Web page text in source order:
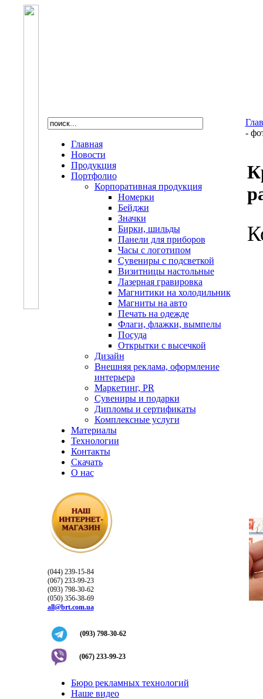
Главная
Новости
Продукция
Портфолио
Корпоративная продукция
Номерки
Бейджи
Значки
Бирки, шильды
Панели для приборов
Часы с логотипом
Сувениры с подсветкой
Визитницы настольные
Лазерная гравировка
Магнитики на холодильник
Магниты на авто
Печать на одежде
Флаги, флажки, вымпелы
Посуда
Открытки с высечкой
Дизайн
Внешняя реклама, оформление
интерьера
Маркетинг, PR
Сувениры и подарки
Дипломы и сертификаты
Комплексные услуги
Материалы
Технологии
Контакты
Скачать
О нас
(044) 239-15-84
(067) 233-99-23
(093) 798-30-62
(050) 356-38-69
all@brt.com.ua
(093) 798-30-62
(067) 233-99-23
Бюро рекламных технологий
Наше видео
-